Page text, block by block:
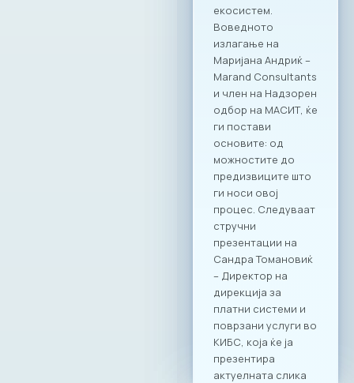
реформирање на
економскиот
систем. Како
претставници на
најдинамичната
индустрија, МАСИТ
цврсто стои на
ставот дека
технологијата е
најефикасната
алатка за
воспоставување
на ред,
транспарентност и
фер конкуренција
на пазарот.
Официјализирањет
о на оваа
соработка преку
Декларацијата е
потврда за
заложбите на ИКТ
заедницата за